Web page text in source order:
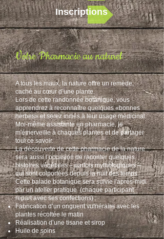
Inscriptions
Votre Pharmacie au naturel
A tous les maux, la nature offre un remède,
caché au cœur d’une plante.
Lors de cette randonnée botanique, vous
apprendrez à reconnaître quelques «bonnes
herbes» et serez initiés à leur usage médicinal.
Moi-même assistante en pharmacie, je
m'émerveille à chaques plantes et de partager
tout ce savoir.
La découverte de cette pharmacie de la nature
sera aussi l’occasion de raconter quelques
histoires végétales – parfois mythologiques –
qui sont colportées depuis la nuit des temps.
Cette balade botanique sera suivie l'après-midi
par un atelier pratique (chaque participant
repart avec ses confections) :
Fabrication d’un onguent vulnéraire avec les
plantes récoltée le matin
Réalisation d’une tisane et sirop
Huile de soins